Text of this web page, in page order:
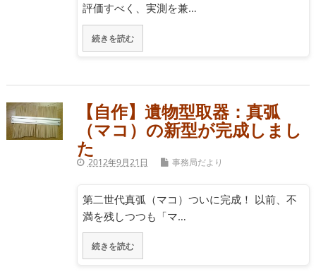
評価すべく、実測を兼…
続きを読む
【自作】遺物型取器：真弧
（マコ）の新型が完成しまし
た
2012年9月21日 事務局だより
第二世代真弧（マコ）ついに完成！ 以前、不
満を残しつつも「マ…
続きを読む